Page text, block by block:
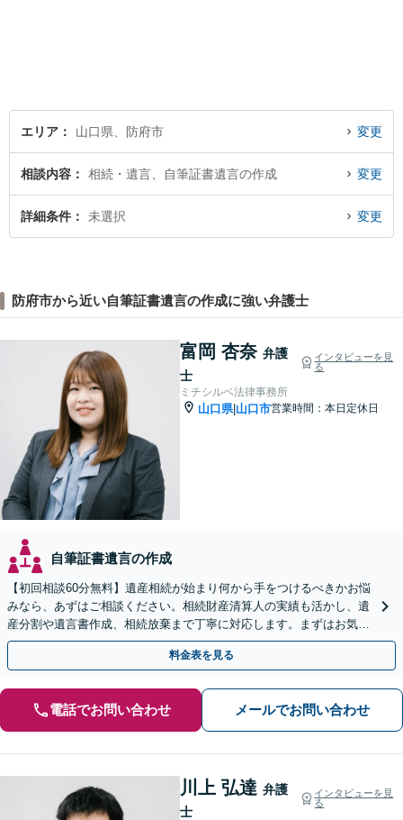
エリア 山口県、防府市 変更
相談内容 相続・遺言、自筆証書遺言の作成 変更
詳細条件 未選択 変更
防府市から近い自筆証書遺言の作成に強い弁護士
富岡 杏奈 弁護
士
インタビューを見
る
ミチシルベ法律事務所
山口県| 山口市営業時間：本日定休日
自筆証書遺言の作成
【初回相談60分無料】遺産相続が始まり何から手をつけるべきかお悩
みなら、あずはご相談ください。相続財産清算人の実績も活かし、遺
産分割や遺言書作成、相続放棄まで丁寧に対応します。まずはお気軽
にご相談ください。
料金表を見る
電話でお問い合わせ メールでお問い合わせ
川上 弘達 弁護
士
インタビューを見
る